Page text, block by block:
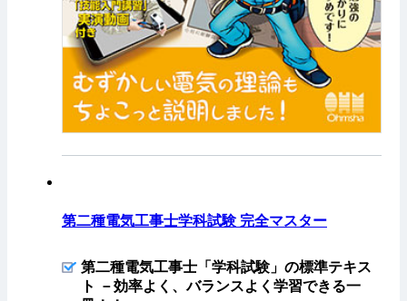
第二種電気工事士学科試験 完全マスター
第二種電気工事士「学科試験」の標準テキス
ト －効率よく、バランスよく学習できる一